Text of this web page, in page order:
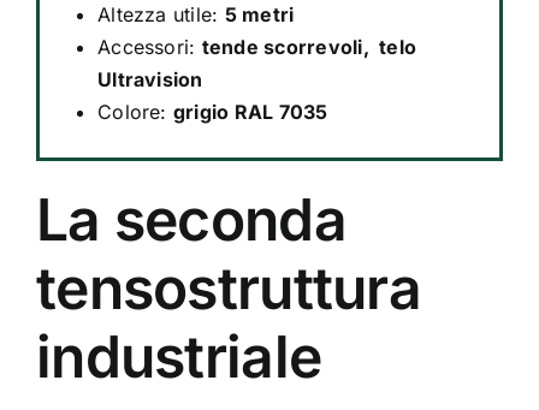
Altezza utile: 5 metri
Accessori: tende scorrevoli, telo
Ultravision
Colore: grigio RAL 7035
La seconda
tensostruttura
industriale